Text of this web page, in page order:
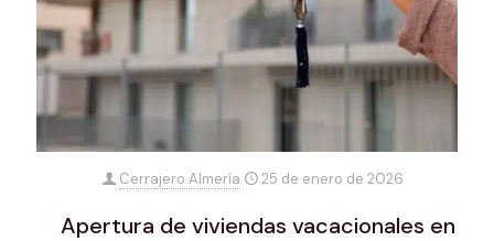
Cerrajero Almería 25 de enero de 2026
Apertura de viviendas vacacionales en